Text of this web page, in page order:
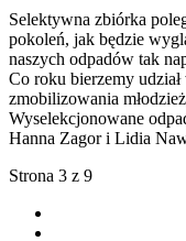
Selektywna zbiórka
pokoleń, jak będzie
naszych odpadów tak
Co roku bierzemy
zmobilizowania
Wyselekcjonowane
Hanna Zagor i Lidia
Strona 3 z 9